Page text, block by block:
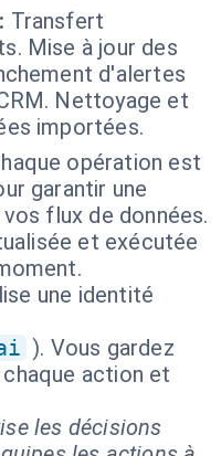
Transfert
Mise à jour des
d'alertes
Nettoyage et
importées.
opération est
garantir une
flux de données.
et exécutée
une identité
). Vous gardez
action et
les décisions